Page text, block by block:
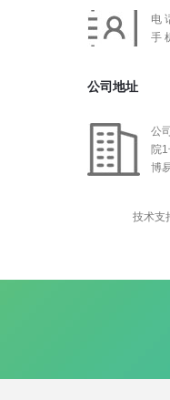
电
手
公司地址
公
院
博
技术支